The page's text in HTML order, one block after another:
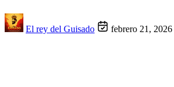
El rey del Guisado febrero 21, 2026